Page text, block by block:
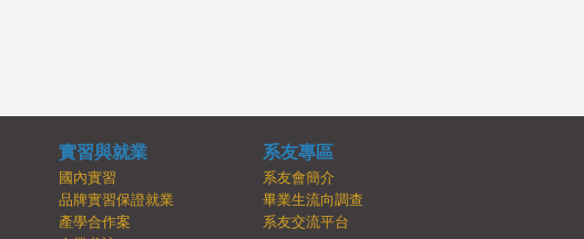
實習與就業
國內實習
品牌實習保證就業
產學合作案
系友專區
系友會簡介
畢業生流向調查
系友交流平台